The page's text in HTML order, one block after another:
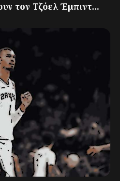
τον Τζόελ Έμπιντ...